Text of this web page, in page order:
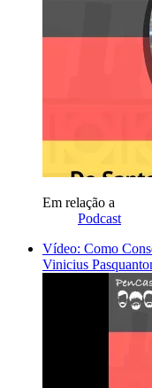
Em relação a
Podcast
Vídeo: Como
Vinicius